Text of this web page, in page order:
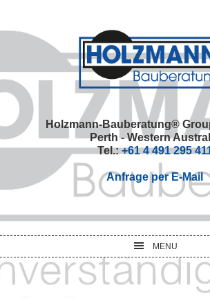
Holzmann-Bauberatung®
Perth - Western
Tel.:+61 4 491 295
Anfrage per E-Mail
MENU